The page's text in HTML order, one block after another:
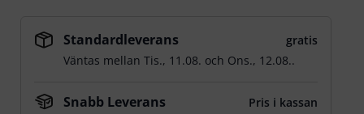
Standardleverans
gratis
Väntas mellanTis., 11.08. och Ons., 12.08..
Snabb Leverans
Pris i kassan